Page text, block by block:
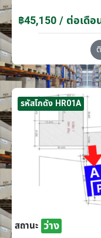
฿45,150 / ต่อเดือ
รหัสโกดัง HR01A
สถานะ ว่าง